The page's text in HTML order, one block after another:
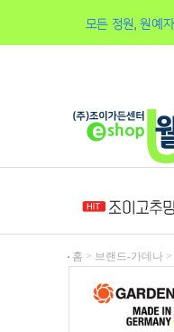
홈 > 브랜드-가데나 >